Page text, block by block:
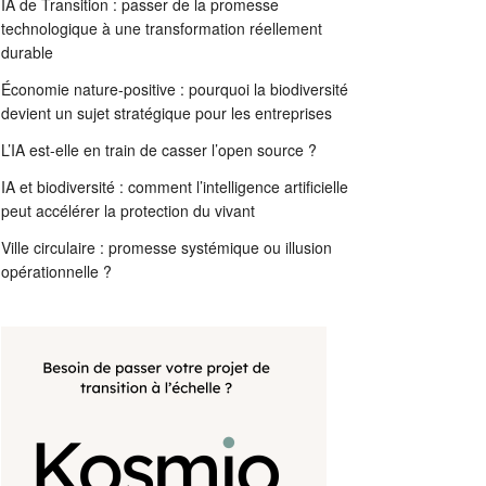
IA de Transition : passer de la promesse
technologique à une transformation réellement
durable
Économie nature-positive : pourquoi la biodiversité
devient un sujet stratégique pour les entreprises
L’IA est-elle en train de casser l’open source ?
IA et biodiversité : comment l’intelligence artificielle
peut accélérer la protection du vivant
Ville circulaire : promesse systémique ou illusion
opérationnelle ?